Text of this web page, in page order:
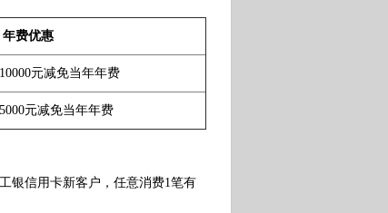
年费优惠
元减免当年年费
元减免当年年费
银信用卡新客户，任意消费1笔有